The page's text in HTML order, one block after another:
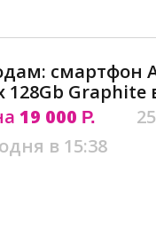
смартфон
128Gb Graphite
19 000 Р.
в 15:38